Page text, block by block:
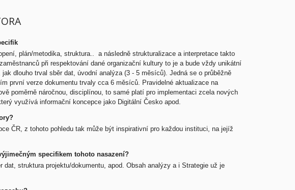
plán/metodika, struktura.. a následně strukturalizace a interpretace takto
při respektování dané organizační kultury to je a bude vždy unikátní
dlouho trval sběr dat, úvodní analýza (3 - 5 měsíců). Jedná se o průběžně
první verze dokumentu trvaly cca 6 měsíců. Pravidelné aktualizace na
poměrně náročnou, disciplínou, to samé platí pro implementaci zcela nových
využívá informační koncepce jako Digitální Česko apod.
ČR, z tohoto pohledu tak může být inspirativní pro každou instituci, na jejíž
specifikem tohoto nasazení?
struktura projektu/dokumentu, apod. Obsah analýzy a i Strategie už je